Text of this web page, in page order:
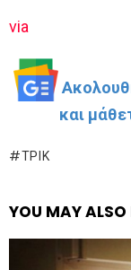
via
και
ΤΡΊΚ
YOU MAY ALSO